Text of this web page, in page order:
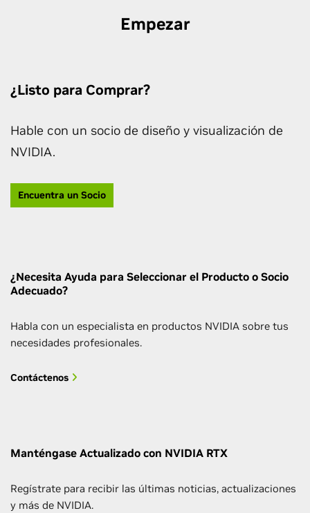
Empezar
¿Listo para Comprar?
Hable con un socio de diseño y visualización de
NVIDIA.
Encuentra un Socio
¿Necesita Ayuda para Seleccionar el Producto o Socio
Adecuado?
Habla con un especialista en productos NVIDIA sobre tus
necesidades profesionales.
Contáctenos
Manténgase Actualizado con NVIDIA RTX
Regístrate para recibir las últimas noticias, actualizaciones
y más de NVIDIA.